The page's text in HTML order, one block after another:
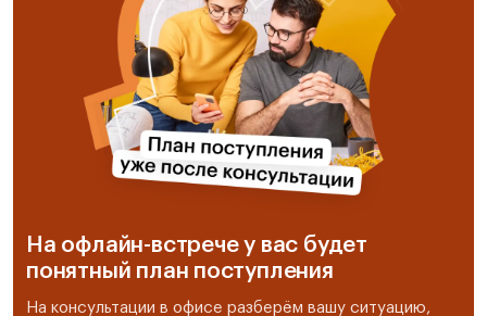
На офлайн-встрече у вас будет
понятный план поступления
На консультации в офисе разберём вашу ситуацию,